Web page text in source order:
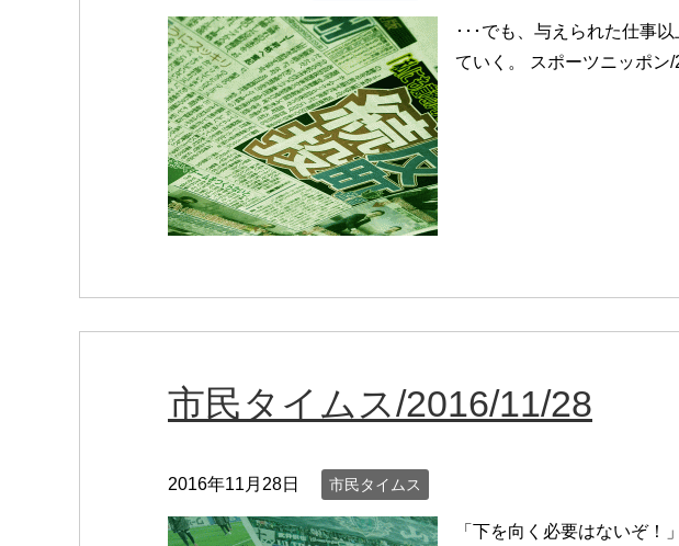
･･･でも、与えられた仕事
ていく。 スポーツニッポン
市民タイムス/2016/11/28
2016年11月28日 市民タイムス
「下を向く必要はないぞ